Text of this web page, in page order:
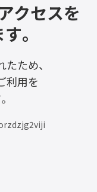
クセスを
。
ため、
利用を